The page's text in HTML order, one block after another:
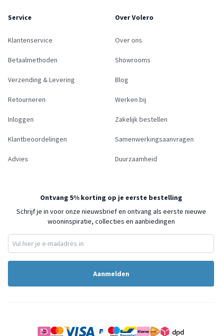
Service
Klantenservice
Betaalmethoden
Verzending & Levering
Retourneren
Inloggen
Klantbeoordelingen
Advies
Over Volero
Over ons
Showrooms
Blog
Werken bij
Zakelijk bestellen
Samenwerkingsaanvragen
Duurzaamheid
Ontvang 5% korting op je eerste bestelling
Schrijf je in voor onze nieuwsbrief en ontvang als eerste nieuwe
wooninspiratie, collecties en aanbiedingen
Aanmelden